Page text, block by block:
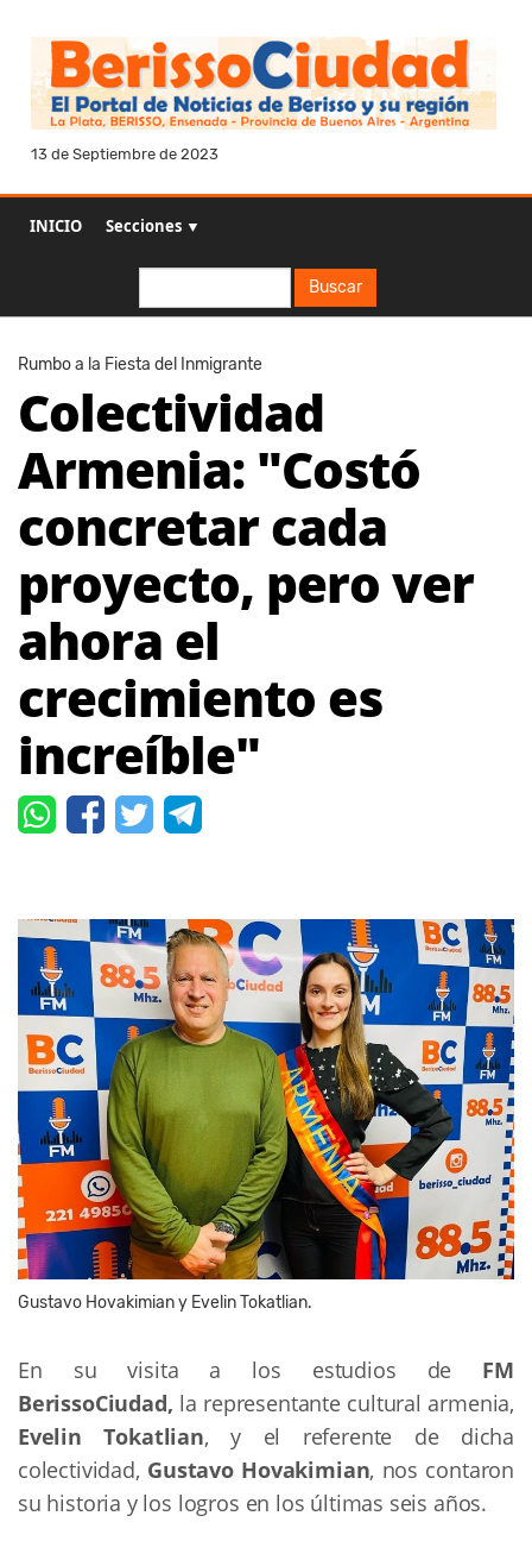
13 de Septiembre de 2023
INICIO Secciones ▼
Buscar
Rumbo a la Fiesta del Inmigrante
Colectividad
Armenia: "Costó
concretar cada
proyecto, pero ver
ahora el
crecimiento es
increíble"
Gustavo Hovakimian y Evelin Tokatlian.
En su visita a los estudios de FM
BerissoCiudad, la representante cultural armenia,
Evelin Tokatlian, y el referente de dicha
colectividad, Gustavo Hovakimian, nos contaron
su historia y los logros en los últimas seis años.